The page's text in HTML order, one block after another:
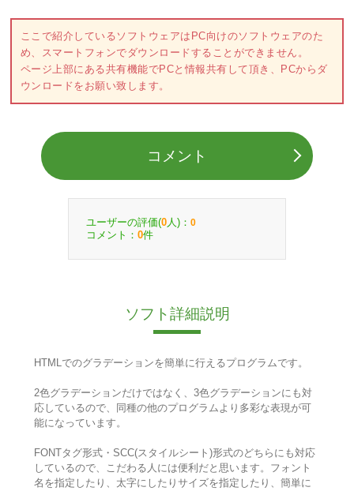
ここで紹介しているソフトウェアはPC向けのソフトウェアのた
め、スマートフォンでダウンロードすることができません。
ページ上部にある共有機能でPCと情報共有して頂き、PCからダ
ウンロードをお願い致します。
コメント
ユーザーの評価(0 人)： 0
コメント： 0件
ソフト詳細説明
HTMLでのグラデーションを簡単に行えるプログラムです。
2色グラデーションだけではなく、3色グラデーションにも対
応しているので、同種の他のプログラムより多彩な表現が可
能になっています。
FONTタグ形式・SCC(スタイルシート)形式のどちらにも対応
しているので、こだわる人には便利だと思います。フォント
名を指定したり、太字にしたりサイズを指定したり、簡単に